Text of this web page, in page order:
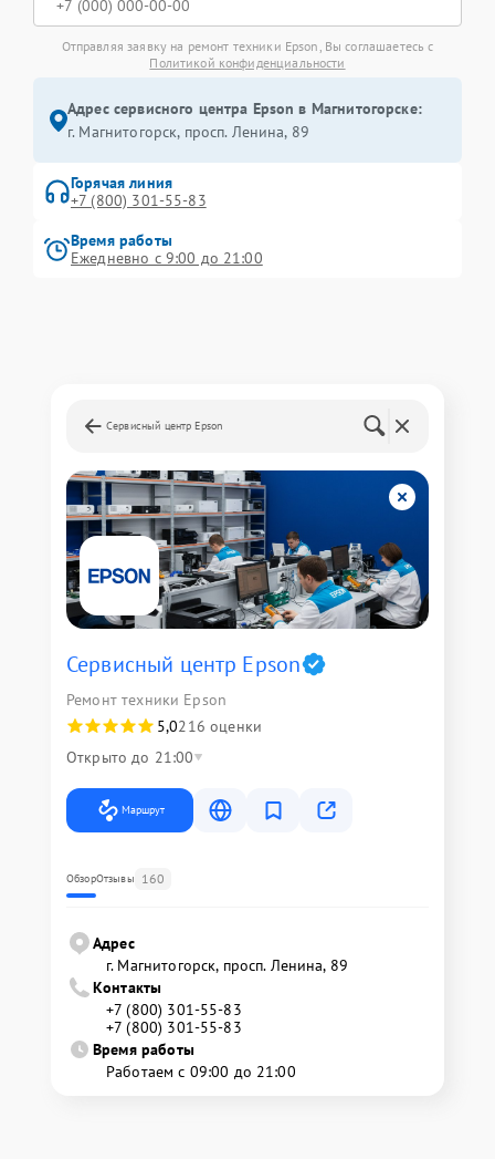
Отправляя заявку на ремонт техники Epson, Вы соглашаетесь с
Политикой конфиденциальности
Адрес сервисного центра Epson в Магнитогорске:
г. Магнитогорск, просп. Ленина, 89
Горячая линия
+7 (800) 301-55-83
Время работы
Ежедневно с 9:00 до 21:00
Сервисный центр Epson
Сервисный центр Epson
Ремонт техники Epson
5,0216 оценки
Открыто до 21:00
Маршрут
ОбзорОтзывы 160
Адрес
г. Магнитогорск, просп. Ленина, 89
Контакты
+7 (800) 301-55-83
+7 (800) 301-55-83
Время работы
Работаем с 09:00 до 21:00